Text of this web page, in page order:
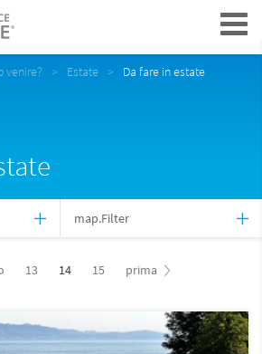
Navigation
venire? Estate Da fare in estate
map.Filter
13 14 15 prima